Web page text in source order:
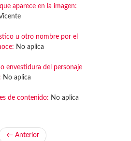
aparece en la imagen:
u otro nombre por el
No aplica
o envestidura del personaje
No aplica
de contenido: No aplica
← Anterior